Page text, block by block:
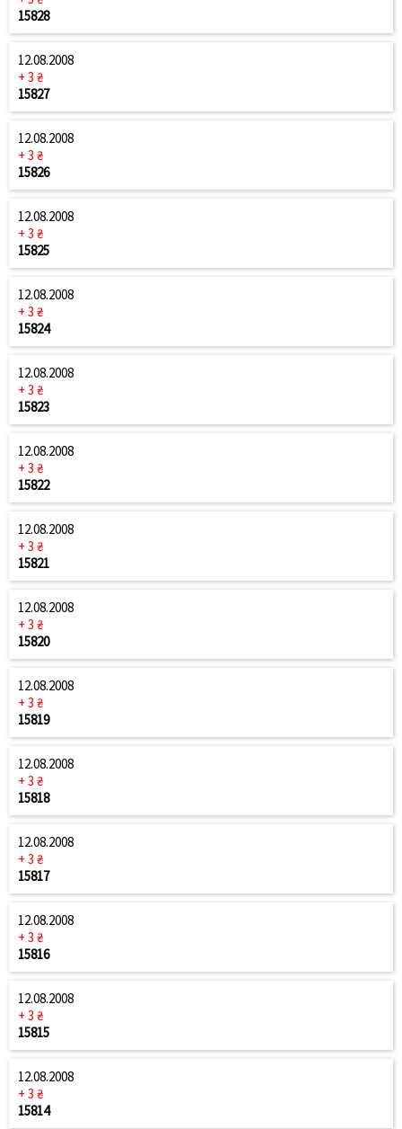
15828
12.08.2008
+ 3 ₴
15827
12.08.2008
+ 3 ₴
15826
12.08.2008
+ 3 ₴
15825
12.08.2008
+ 3 ₴
15824
12.08.2008
+ 3 ₴
15823
12.08.2008
+ 3 ₴
15822
12.08.2008
+ 3 ₴
15821
12.08.2008
+ 3 ₴
15820
12.08.2008
+ 3 ₴
15819
12.08.2008
+ 3 ₴
15818
12.08.2008
+ 3 ₴
15817
12.08.2008
+ 3 ₴
15816
12.08.2008
+ 3 ₴
15815
12.08.2008
+ 3 ₴
15814